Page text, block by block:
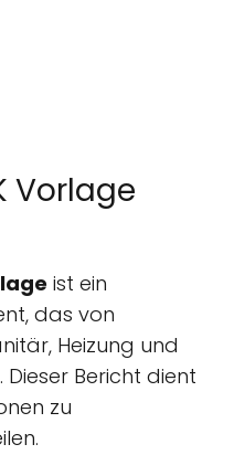
Vorlage
ist ein
das von
Heizung und
Bericht dient
zu